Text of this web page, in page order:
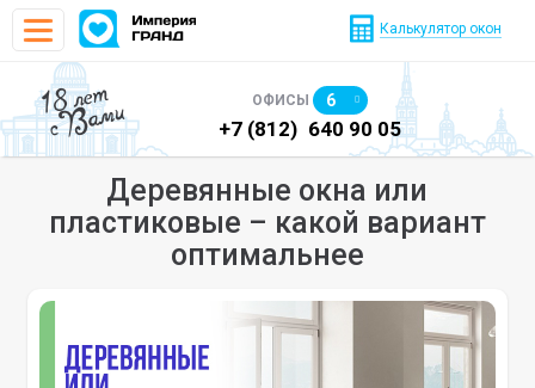
Калькулятор окон
18 лет
с Вами ОФИСЫ 6
640 90 48 +7 (812) 640 90 05
Деревянные окна или
пластиковые – какой вариант
оптимальнее